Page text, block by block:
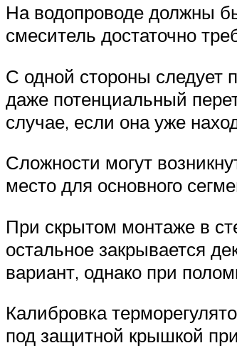
На водопроводе должны
смеситель достаточно
С одной стороны следует
даже потенциальный
случае, если она уже
Сложности могут
место для основного
При скрытом монтаже в
остальное закрывается
вариант, однако при
Калибровка
под защитной крышкой